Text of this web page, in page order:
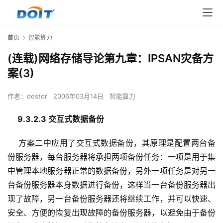
首页 智能算力
(连载)网络存储导论第九章：IPSAN灾备方
案(3)
作者： dostor 2006年03月14日 智能算力
9.3.2.3 交互式数据备份
方案二中应用了交互式数据备份，其原理是配置两台备
份服务器，每台服务器将承担两项备份任务：一项是用于集
中管理本地服务器正常的数据备份，另外一项任务是对另一
台备份服务器本身数据进行备份，这样当一台备份服务器出
现了故障，另一台备份服务器还将继续工作，并可以快速、
安全、方便的恢复出现故障的备份服务器，以避免由于备份